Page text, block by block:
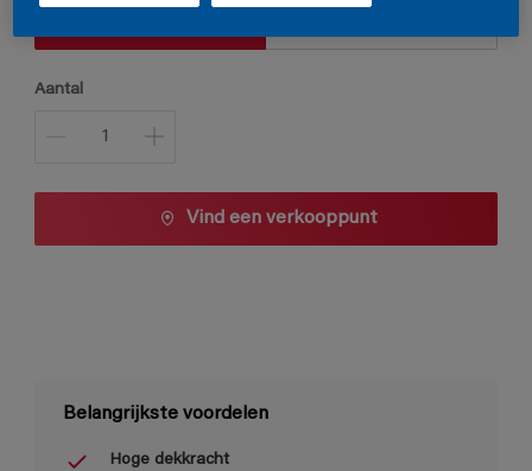
Aantal
Vind een verkooppunt
Belangrijkste voordelen
Hoge dekkracht